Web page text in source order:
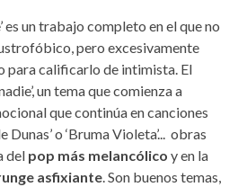
es un trabajo completo en el que no
pero excesivamente
para calificarlo de intimista. El
un tema que comienza a
que continúa en canciones
Dunas’ o ‘Bruma Violeta’... obras
del pop más melancólico y en la
asfixiante. Son buenos temas,